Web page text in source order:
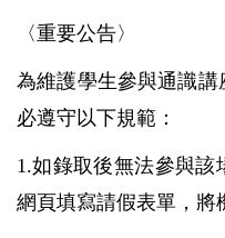
〈重要公告〉
為維護學生參與通識
必遵守以下規範：
1.如錄取後無法參與該
網頁填寫請假表單，將